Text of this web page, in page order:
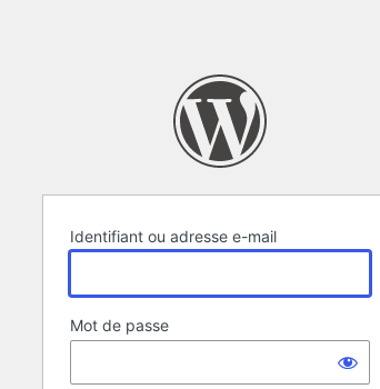
Identifiant ou adresse e-mail
Mot de passe